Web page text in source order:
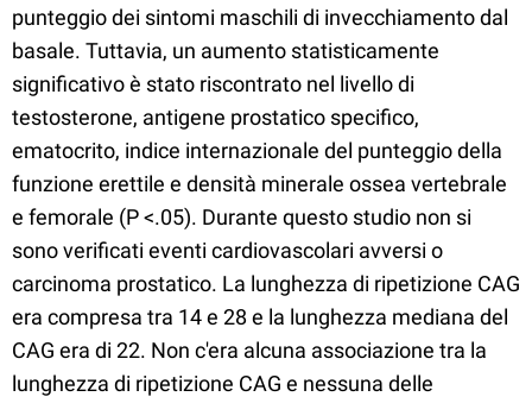
punteggio dei sintomi maschili di invecchiamento dal
basale. Tuttavia, un aumento statisticamente
significativo è stato riscontrato nel livello di
testosterone, antigene prostatico specifico,
ematocrito, indice internazionale del punteggio della
funzione erettile e densità minerale ossea vertebrale
e femorale (P <.05). Durante questo studio non si
sono verificati eventi cardiovascolari avversi o
carcinoma prostatico. La lunghezza di ripetizione CAG
era compresa tra 14 e 28 e la lunghezza mediana del
CAG era di 22. Non c'era alcuna associazione tra la
lunghezza di ripetizione CAG e nessuna delle